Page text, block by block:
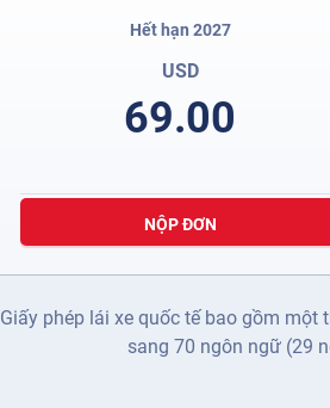
Hết hạn 2027
USD
69.00
NỘP ĐƠN
Giấy phép lái xe quốc tế bao gồm
sang 70 ngôn ngữ (29